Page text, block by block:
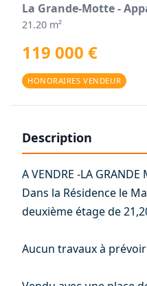
La Grande-Motte -
21.20 m²
119 000 €
HONORAIRES VENDEUR
Description
A VENDRE -LA GRANDE
Dans la Résidence le
deuxième étage de
Aucun travaux à